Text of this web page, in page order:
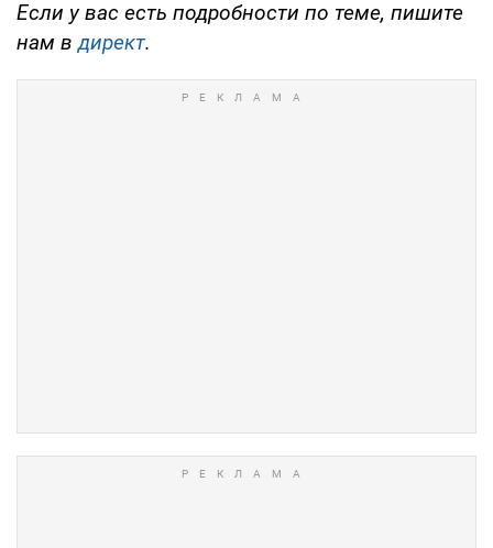
Если у вас есть подробности по теме, пишите
нам вдирект.